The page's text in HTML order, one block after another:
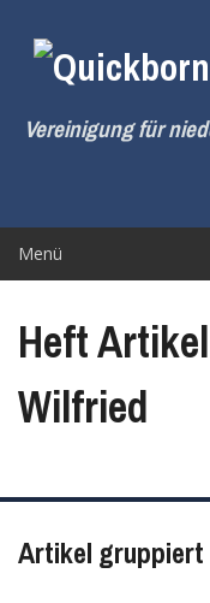
Inhalt
springen
Vereinigung für
Menü
Heft
Wilfried
Artikel gruppiert